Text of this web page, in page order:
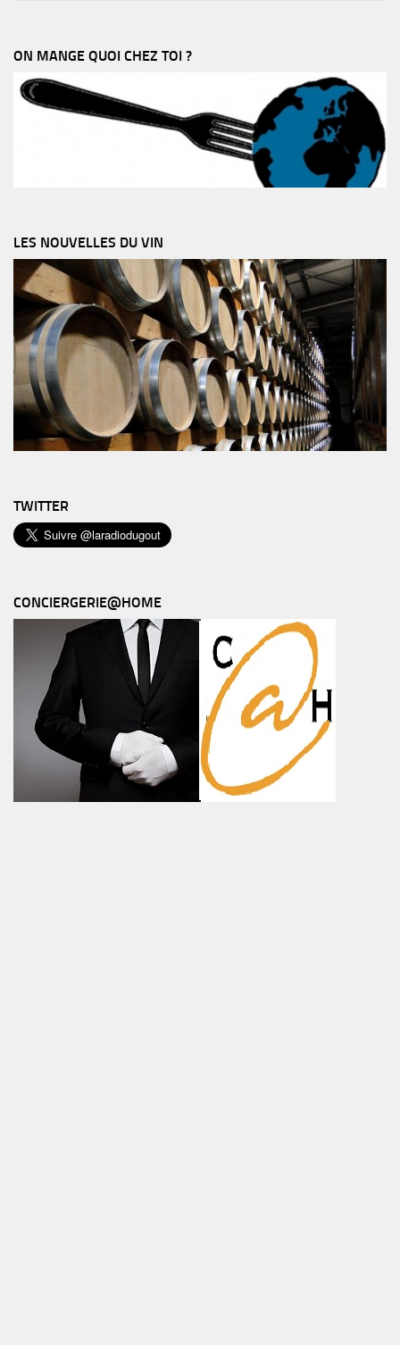
ON MANGE QUOI CHEZ TOI ?
LES NOUVELLES DU VIN
TWITTER
CONCIERGERIE@HOME